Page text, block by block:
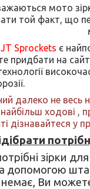
мото
той факт, що
JT Sprockets є
придбати на
далеко не весь
ходові ,
дізнавайтеся у
зірки
допомогою
Ви